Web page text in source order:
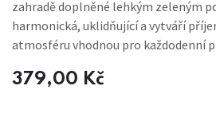
zahradě doplněné lehkým zeleným
harmonická, uklidňující a vytváří
atmosféru vhodnou pro každodenní
379,00 Kč